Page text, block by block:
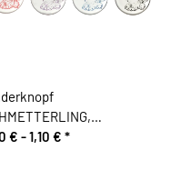
Union Knopf
€ -1,10 € *